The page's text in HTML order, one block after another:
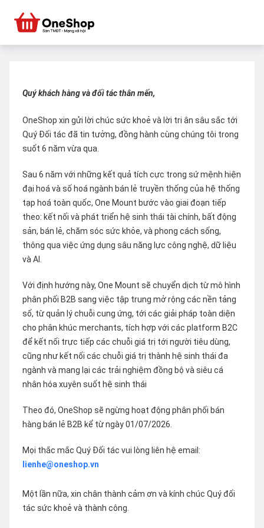
Quý khách hàng và đối tác thân mến,
OneShop xin gửi lời chúc sức khoẻ và lời tri ân sâu sắc tới
Quý Đối tác đã tin tưởng, đồng hành cùng chúng tôi trong
suốt 6 năm vừa qua.
Sau 6 năm với những kết quả tích cực trong sứ mệnh hiện
đại hoá và số hoá ngành bán lẻ truyền thống của hệ thống
tạp hoá toàn quốc, One Mount bước vào giai đoạn tiếp
theo: kết nối và phát triển hệ sinh thái tài chính, bất động
sản, bán lẻ, chăm sóc sức khỏe, và phong cách sống,
thông qua việc ứng dụng sâu năng lực công nghệ, dữ liệu
và AI.
Với định hướng này, One Mount sẽ chuyển dịch từ mô hình
phân phối B2B sang việc tập trung mở rộng các nền tảng
số, từ quản lý chuỗi cung ứng, tới các giải pháp toàn diện
cho phân khúc merchants, tích hợp với các platform B2C
để kết nối trực tiếp các chuỗi giá trị tới người tiêu dùng,
cũng như kết nối các chuỗi giá trị thành hệ sinh thái đa
ngành và mang lại các trải nghiệm đồng bộ và siêu cá
nhân hóa xuyên suốt hệ sinh thái
Theo đó, OneShop sẽ ngừng hoạt động phân phối bán
hàng bán lẻ B2B kể từ ngày 01/07/2026.
Mọi thắc mắc Quý Đối tác vui lòng liên hệ email:
lienhe@oneshop.vn
Một lần nữa, xin chân thành cảm ơn và kính chúc Quý đối
tác sức khoẻ và thành công.